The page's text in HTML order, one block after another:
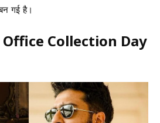
गई है।
Collection Day